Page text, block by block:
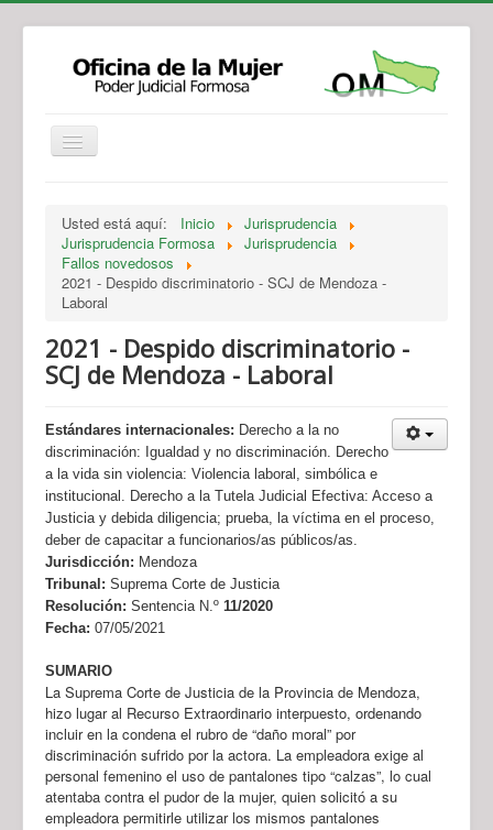
Legislación
Novedades
Recursos y Servicios de Atención
Usted está aquí: Inicio
Jurisprudencia
Jurisprudencia Formosa
Jurisprudencia
Fallos novedosos
2021 - Despido discriminatorio - SCJ de Mendoza -
Laboral
2021 - Despido discriminatorio -
SCJ de Mendoza - Laboral
Estándares internacionales: Derecho a la no
discriminación: Igualdad y no discriminación. Derecho
a la vida sin violencia: Violencia laboral, simbólica e
institucional. Derecho a la Tutela Judicial Efectiva: Acceso a
Justicia y debida diligencia; prueba, la víctima en el proceso,
deber de capacitar a funcionarios/as públicos/as.
Jurisdicción: Mendoza
Tribunal: Suprema Corte de Justicia
Resolución: Sentencia N.º 11/2020
Fecha: 07/05/2021
SUMARIO
La Suprema Corte de Justicia de la Provincia de Mendoza,
hizo lugar al Recurso Extraordinario interpuesto, ordenando
incluir en la condena el rubro de “daño moral” por
discriminación sufrido por la actora. La empleadora exige al
personal femenino el uso de pantalones tipo “calzas”, lo cual
atentaba contra el pudor de la mujer, quien solicitó a su
empleadora permitirle utilizar los mismos pantalones